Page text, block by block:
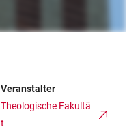
Veranstalter
Theologische Fakultä
t